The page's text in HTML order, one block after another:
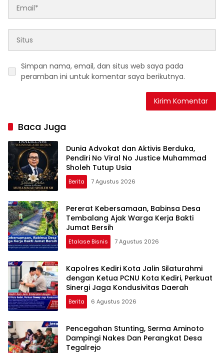
Simpan nama, email, dan situs web saya pada
peramban ini untuk komentar saya berikutnya.
Baca Juga
Dunia Advokat dan Aktivis Berduka,
Pendiri No Viral No Justice Muhammad
Sholeh Tutup Usia
Berita 7 Agustus 2026
Pererat Kebersamaan, Babinsa Desa
Tembalang Ajak Warga Kerja Bakti
Jumat Bersih
Etalase Bisnis 7 Agustus 2026
Kapolres Kediri Kota Jalin Silaturahmi
dengan Ketua PCNU Kota Kediri, Perkuat
Sinergi Jaga Kondusivitas Daerah
Berita 6 Agustus 2026
Pencegahan Stunting, Serma Aminoto
Dampingi Nakes Dan Perangkat Desa
Tegalrejo